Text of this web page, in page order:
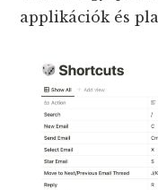
applikációk és